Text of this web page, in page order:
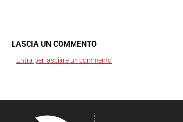
LASCIA UN COMMENTO
Entra per lasciare un commento